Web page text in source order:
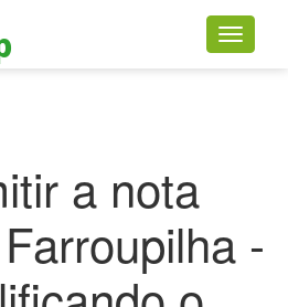
Toggle
a nota
-